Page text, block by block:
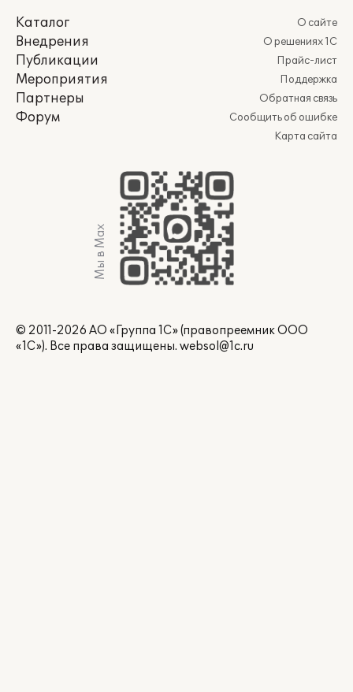
Каталог
Внедрения
Публикации
Мероприятия
Партнеры
Форум
О сайте
О решениях 1С
Прайс-лист
Поддержка
Обратная связь
Сообщить об ошибке
Карта сайта
Мы в Max
© 2011-2026 АО «Группа 1С» (правопреемник ООО
«1С»). Все права защищены. websol@1c.ru